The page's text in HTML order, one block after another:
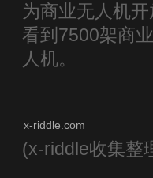
为商业无人机
看到7500架商
人机。
x-riddle.com
(x-riddle收集整